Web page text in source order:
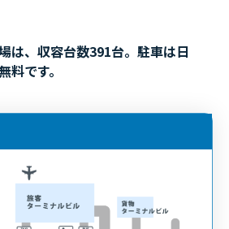
は、収容台数391台。駐車は日
料です。